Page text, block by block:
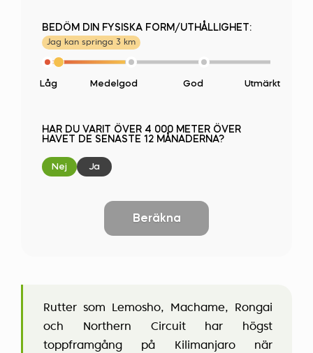
BEDÖM DIN FYSISKA FORM/UTHÅLLIGHET:
Jag kan springa 3 km
Låg Medelgod God Utmärkt
HAR DU VARIT ÖVER 4 000 METER ÖVER
HAVET DE SENASTE 12 MÅNADERNA?
Nej Ja
Beräkna
Rutter som Lemosho, Machame, Rongai
och Northern Circuit har högst
toppframgång på Kilimanjaro när